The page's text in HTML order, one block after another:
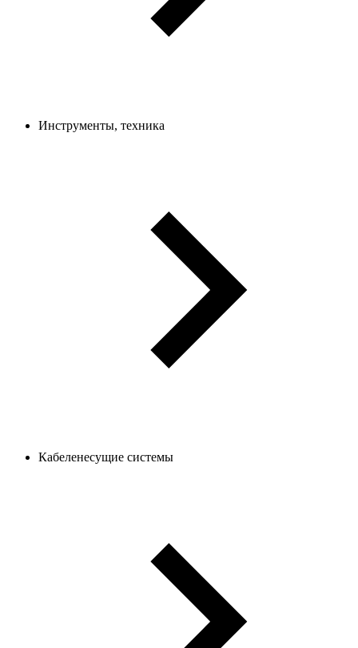
Инструменты, техника
Кабеленесущие системы